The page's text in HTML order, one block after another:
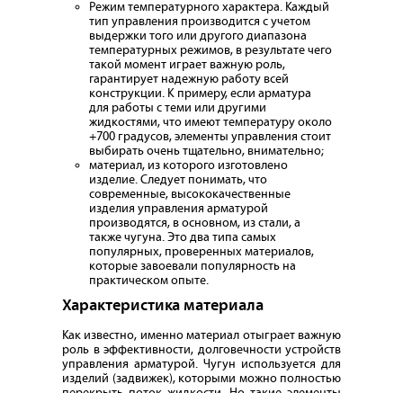
Режим температурного характера. Каждый
тип управления производится с учетом
выдержки того или другого диапазона
температурных режимов, в результате чего
такой момент играет важную роль,
гарантирует надежную работу всей
конструкции. К примеру, если арматура
для работы с теми или другими
жидкостями, что имеют температуру около
+700 градусов, элементы управления стоит
выбирать очень тщательно, внимательно;
материал, из которого изготовлено
изделие. Следует понимать, что
современные, высококачественные
изделия управления арматурой
производятся, в основном, из стали, а
также чугуна. Это два типа самых
популярных, проверенных материалов,
которые завоевали популярность на
практическом опыте.
Характеристика материала
Как известно, именно материал отыграет важную
роль в эффективности, долговечности устройств
управления арматурой. Чугун используется для
изделий (задвижек), которыми можно полностью